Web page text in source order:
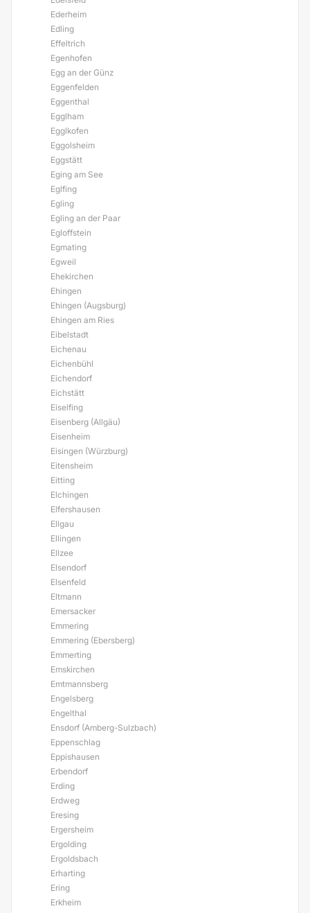
Ederheim
Edling
Effeltrich
Egenhofen
Egg an der Günz
Eggenfelden
Eggenthal
Egglham
Egglkofen
Eggolsheim
Eggstätt
Eging am See
Eglfing
Egling
Egling an der Paar
Egloffstein
Egmating
Egweil
Ehekirchen
Ehingen
Ehingen (Augsburg)
Ehingen am Ries
Eibelstadt
Eichenau
Eichenbühl
Eichendorf
Eichstätt
Eiselfing
Eisenberg (Allgäu)
Eisenheim
Eisingen (Würzburg)
Eitensheim
Eitting
Elchingen
Elfershausen
Ellgau
Ellingen
Ellzee
Elsendorf
Elsenfeld
Eltmann
Emersacker
Emmering
Emmering (Ebersberg)
Emmerting
Emskirchen
Emtmannsberg
Engelsberg
Engelthal
Ensdorf (Amberg-Sulzbach)
Eppenschlag
Eppishausen
Erbendorf
Erding
Erdweg
Eresing
Ergersheim
Ergolding
Ergoldsbach
Erharting
Ering
Erkheim